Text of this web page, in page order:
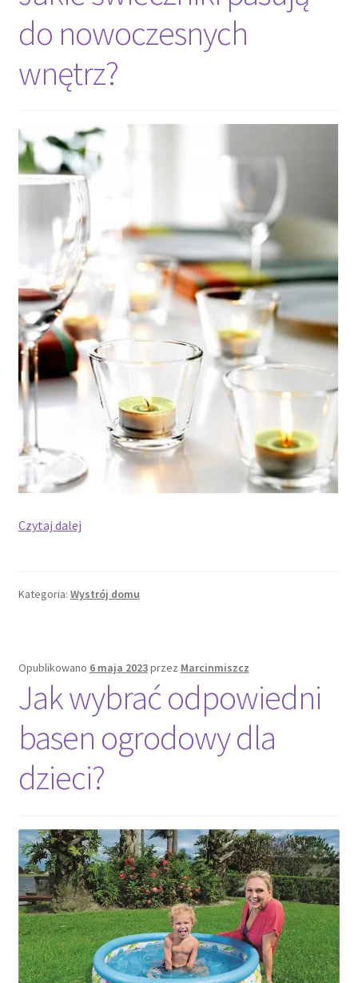
do nowoczesnych
wnętrz?
Czytaj dalejJakie
nowoczesnych
Kategoria: Wystrój domu
Opublikowano 6 maja 2023przez Marcinmiszcz
Jak wybrać odpowiedni
basen ogrodowy dla
dzieci?